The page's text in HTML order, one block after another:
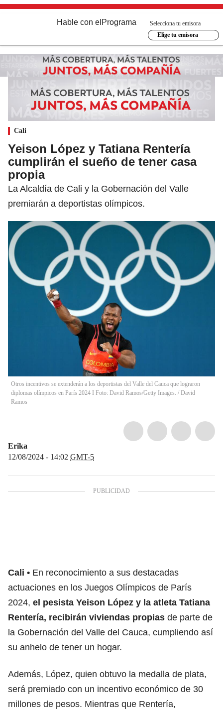
Hable con el Programa
Selecciona tu emisora
Elige tu emisora
Cali
Yeison López y Tatiana Rentería
cumplirán el sueño de tener casa
propia
La Alcaldía de Cali y la Gobernación del Valle
premiarán a deportistas olímpicos.
Otros incentivos se extenderán a los deportistas del Valle del Cauca que lograron
diplomas olímpicos en París 2024 I Foto: David Ramos/Getty Images. / David
Ramos
Erika
12/08/2024 - 14:02 GMT-5
Cali
En reconocimiento a sus destacadas
actuaciones en los Juegos Olímpicos de París
2024, el pesista Yeison López y la atleta Tatiana
Rentería, recibirán viviendas propias de parte de
la Gobernación del Valle del Cauca, cumpliendo así
su anhelo de tener un hogar.
Además, López, quien obtuvo la medalla de plata,
será premiado con un incentivo económico de 30
millones de pesos. Mientras que Rentería,